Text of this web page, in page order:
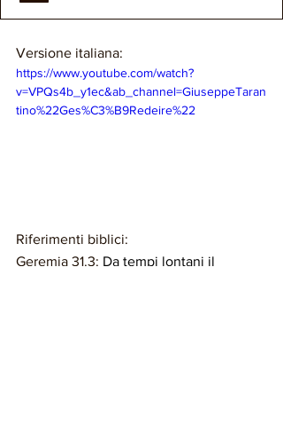
Versione italiana:
https://www.youtube.com/watch?
v=VPQs4b_y1ec&ab_channel=GiuseppeTaran
tino%22Ges%C3%B9Redeire%22
Riferimenti biblici:
Geremia 31.3: Da tempi lontani il